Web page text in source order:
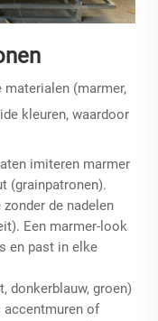
(marmer,
kleuren, waardoor
imiteren marmer
(grainpatronen).
de nadelen
Een marmer-look
en past in elke
donkerblauw, groen)
accentmuren of